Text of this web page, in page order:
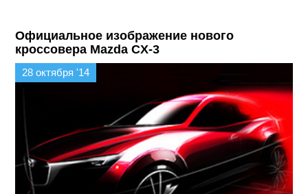
Официальное изображение нового
кроссовера Mazda CX-3
28 октября '14